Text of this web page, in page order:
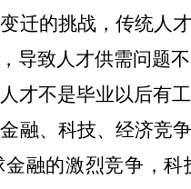
迁的挑战，传统人
导致人才供需问题不
不是毕业以后有工
融、科技、经济竞
融的激烈竞争，